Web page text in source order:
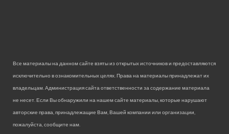
Все материалы на данном сайте взяты из открытых источников и предоставляются
исключительно в ознакомительных целях. Права на материалы принадлежат их
владельцам. Администрация сайта ответственности за содержание материала
не несет. Если Вы обнаружили на нашем сайте материалы, которые нарушают
авторские права, принадлежащие Вам, Вашей компании или организации,
пожалуйста, сообщите нам.